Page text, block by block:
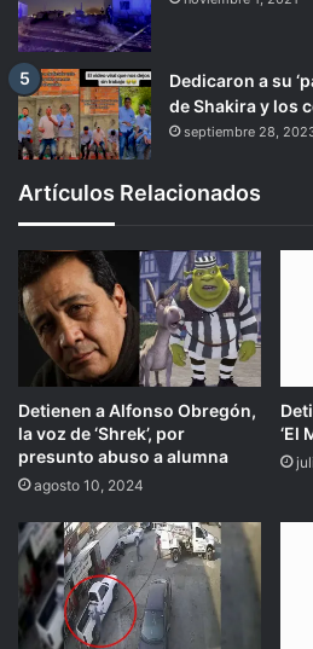
Dedicaron a su
de Shakira y los
septiembre 28,
Artículos Relacionados
Detienen a Alfonso Obregón,
la voz de ‘Shrek’, por
presunto abuso a alumna
agosto 10, 2024
‘El